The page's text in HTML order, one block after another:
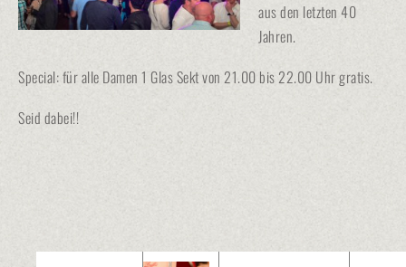
aus den letzten 40
Jahren.
Special: für alle Damen 1 Glas Sekt von 21.00 bis 22.00 Uhr gratis.
Seid dabei!!